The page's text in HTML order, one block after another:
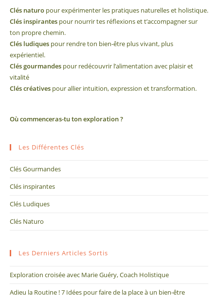
Clés naturo pour expérimenter les pratiques naturelles et holistique.
Clés inspirantes pour nourrir tes réflexions et t’accompagner sur
ton propre chemin.
Clés ludiques pour rendre ton bien-être plus vivant, plus
expérientiel.
Clés gourmandes pour redécouvrir l’alimentation avec plaisir et
vitalité
Clés créatives pour allier intuition, expression et transformation.
Où commenceras-tu ton exploration ?
Les Différentes Clés
Clés Gourmandes
Clés inspirantes
Clés Ludiques
Clés Naturo
Les Derniers Articles Sortis
Exploration croisée avec Marie Guéry, Coach Holistique
Adieu la Routine ! 7 Idées pour faire de la place à un bien-être